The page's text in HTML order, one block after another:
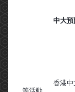
中大預
香港